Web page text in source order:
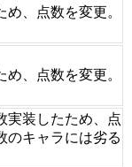
、点数を変更。
、点数を変更。
実装したため、点
のキャラには劣る